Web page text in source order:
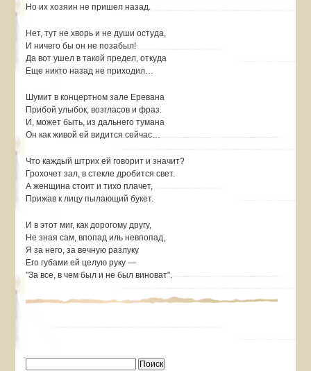
Но их хозяин не пришел назад.
Нет, тут не хворь и не души остуда,
И ничего бы он не позабыл!
Да вот ушел в такой предел, откуда
Еще никто назад не приходил…
Шумит в концертном зале Еревана
Прибой улыбок, возгласов и фраз.
И, может быть, из дальнего тумана
Он как живой ей видится сейчас…
Что каждый штрих ей говорит и значит?
Грохочет зал, в стекле дробится свет.
А женщина стоит и тихо плачет,
Прижав к лицу пылающий букет.
И в этот миг, как дорогому другу,
Не зная сам, впопад иль невпопад,
Я за него, за вечную разлуку
Его губами ей целую руку —
"За все, в чем был и не был виноват".